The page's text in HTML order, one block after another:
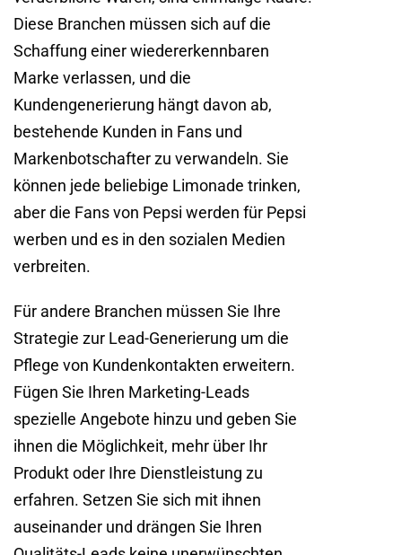
Diese Branchen müssen sich auf die
Schaffung einer wiedererkennbaren
Marke verlassen, und die
Kundengenerierung hängt davon ab,
bestehende Kunden in Fans und
Markenbotschafter zu verwandeln. Sie
können jede beliebige Limonade trinken,
aber die Fans von Pepsi werden für Pepsi
werben und es in den sozialen Medien
verbreiten.
Für andere Branchen müssen Sie Ihre
Strategie zur Lead-Generierung um die
Pflege von Kundenkontakten erweitern.
Fügen Sie Ihren Marketing-Leads
spezielle Angebote hinzu und geben Sie
ihnen die Möglichkeit, mehr über Ihr
Produkt oder Ihre Dienstleistung zu
erfahren. Setzen Sie sich mit ihnen
auseinander und drängen Sie Ihren